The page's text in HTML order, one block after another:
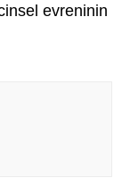
evreninin